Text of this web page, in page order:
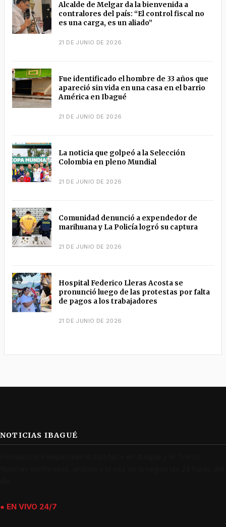
Alcalde de Melgar da la bienvenida a
contralores del país: “El control fiscal no
es una carga, es un aliado”
21 DE JUNIO DE 2026
Fue identificado el hombre de 33 años que
apareció sin vida en una casa en el barrio
América en Ibagué
21 DE JUNIO DE 2026
La noticia que golpeó a la Selección
Colombia en pleno Mundial
21 DE JUNIO DE 2026
Comunidad denunció a expendedor de
marihuana y La Policía logró su captura
21 DE JUNIO DE 2026
Hospital Federico Lleras Acosta se
pronunció luego de las protestas por falta
de pagos a los trabajadores
21 DE JUNIO DE 2026
NOTICIAS IBAGUÉ
● EN VIVO 24/7